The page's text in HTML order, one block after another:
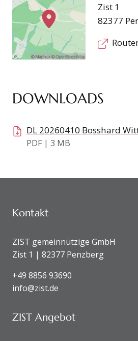
Zist 1
82377
DOWNLOADS
DL 20260410 Bosshard
PDF | 3 MB
KONTAKTDATEN
Kontakt
ZIST gemeinnützige GmbH
Zist 1 | 82377 Penzberg
+49 8856 93690
info@zist.de
ZIST Angebot